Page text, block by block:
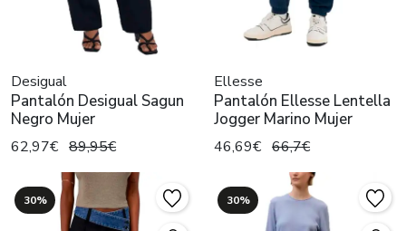
Desigual
Pantalón Desigual Sagun
Negro Mujer
62,97€ 89,95€
Ellesse
Pantalón Ellesse Lentella
Jogger Marino Mujer
46,69€ 66,7€
30% 30%